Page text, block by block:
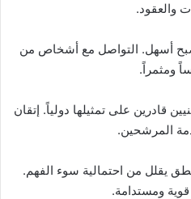
والعقود.
أسهل. التواصل مع أشخاص من
ومثمراً.
قادرين على تمثيلها دولياً. إتقان
المرشحين.
يقلل من احتمالية سوء الفهم.
ومستدامة.